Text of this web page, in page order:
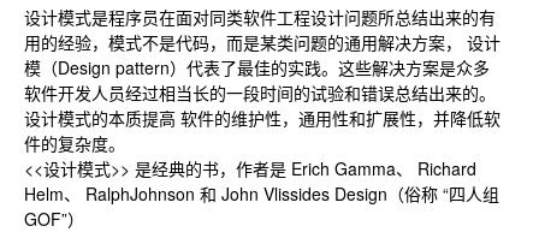
设计模式是程序员在面对同类软件工程设计问题所总结出来的有
用的经验，模式不是代码，而是某类问题的通用解决方案， 设计
模（Design pattern）代表了最佳的实践。这些解决方案是众多
软件开发人员经过相当长的一段时间的试验和错误总结出来的。
设计模式的本质提高 软件的维护性，通用性和扩展性，并降低软
件的复杂度。
<<设计模式>> 是经典的书，作者是 Erich Gamma、 Richard
Helm、 RalphJohnson 和 John Vlissides Design（俗称 “四人组
GOF”）